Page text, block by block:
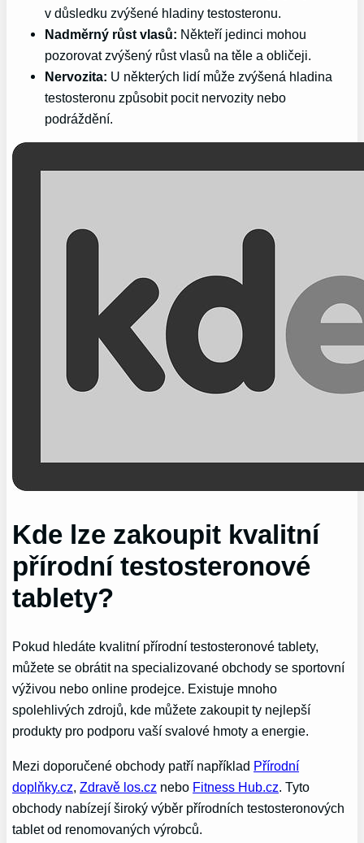
v důsledku zvýšené hladiny testosteronu.
Nadměrný růst vlasů: Někteří jedinci mohou
pozorovat zvýšený růst vlasů na těle a obličeji.
Nervozita: U některých lidí může zvýšená hladina
testosteronu způsobit pocit nervozity nebo
podráždění.
Kde lze zakoupit kvalitní
přírodní testosteronové
tablety?
Pokud hledáte kvalitní přírodní testosteronové tablety,
můžete se obrátit na specializované obchody se sportovní
výživou nebo online prodejce. Existuje mnoho
spolehlivých zdrojů, kde můžete zakoupit ty nejlepší
produkty pro podporu vaší svalové hmoty a energie.
Mezi doporučené obchody patří například Přírodní
doplňky.cz,Zdravě los.cz nebo Fitness Hub.cz. Tyto
obchody nabízejí široký výběr přírodních testosteronových
tablet od renomovaných výrobců.